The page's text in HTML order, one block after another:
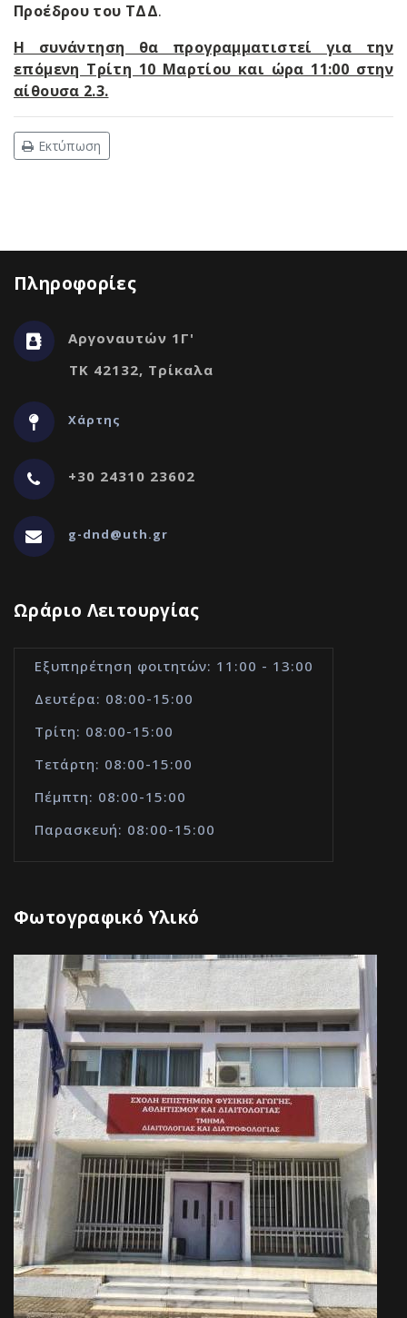
Προέδρου του ΤΔΔ.
Η συνάντηση θα προγραμματιστεί για την
επόμενη Τρίτη 10 Μαρτίου και ώρα 11:00 στην
αίθουσα 2.3.
Εκτύπωση
Πληροφορίες
Αργοναυτών 1Γ'
ΤΚ 42132, Τρίκαλα
Χάρτης
+30 24310 23602
g-dnd@uth.gr
Ωράριο Λειτουργίας
Εξυπηρέτηση φοιτητών: 11:00 - 13:00
Δευτέρα: 08:00-15:00
Τρίτη: 08:00-15:00
Τετάρτη: 08:00-15:00
Πέμπτη: 08:00-15:00
Παρασκευή: 08:00-15:00
Φωτογραφικό Υλικό